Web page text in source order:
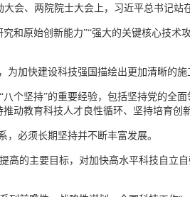
大会、两院院士大会上，习近平总书记
和原始创新能力”“强大的关键核心技术
加快建设科技强国描绘出更加清晰的施
个坚持”的重要经验，包括坚持党的全
动教育科技人才良性循环、坚持培育创
，必须长期坚持并不断丰富发展。
高的主要目标，对加快高水平科技自立